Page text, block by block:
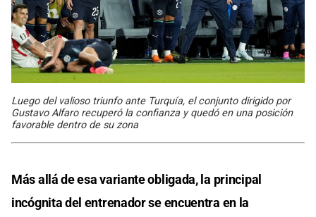
Luego del valioso triunfo ante Turquía, el conjunto dirigido por
Gustavo Alfaro recuperó la confianza y quedó en una posición
favorable dentro de su zona
Más allá de esa variante obligada, la principal
incógnita del entrenador se encuentra en la